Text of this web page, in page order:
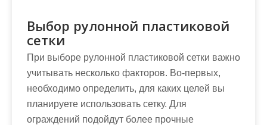
Выбор рулонной пластиковой
сетки
При выборе рулонной пластиковой сетки важно
учитывать несколько факторов. Во-первых,
необходимо определить, для каких целей вы
планируете использовать сетку. Для
ограждений подойдут более прочные